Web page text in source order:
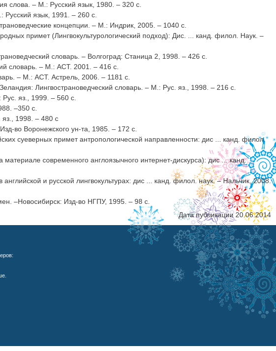
слова. – М.: Русский язык, 1980. – 320 с.
язык, 1991. – 260 с.
концепции. – М.: Индрик, 2005. – 1040 с.
примет (Лингвокультурологический подход): Дис. ... канд. филол. Наук. –
словарь. – Волгоград: Станица 2, 1998. – 426 с.
словарь. – М.: АСТ. 2001. – 416 с.
– М.: АСТ. Астрель, 2006. – 1181 с.
Лингвострановедческий словарь. – М.: Рус. яз., 1998. – 216 с.
яз., 1999. – 560 с.
–350 с.
1998. – 480 с
во Воронежского ун-та, 1985. – 172 с.
суеверных примет антропологической направленности: дис ... канд. филол.
современного англоязычного интернет-дискурса): дис ... канд.
и русской лингвокультурах: дис ... канд. филол. наук. – Нальчик, 2008.
–Новосибирск: Изд-во НГПУ, 1995. – 98 с.
Дата публикации 20.06.2014